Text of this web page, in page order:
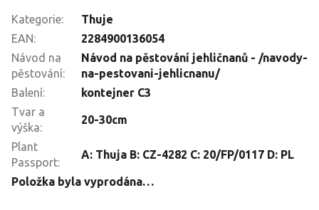
Kategorie:
Thuje
EAN:
2284900136054
Návod na
pěstování:
Návod na pěstování jehličnanů - /navody-
na-pestovani-jehlicnanu/
Balení:
kontejner C3
Tvar a
výška:
20-30cm
Plant
Passport:
A: Thuja B: CZ-4282 C: 20/FP/0117 D: PL
Položka byla vyprodána…